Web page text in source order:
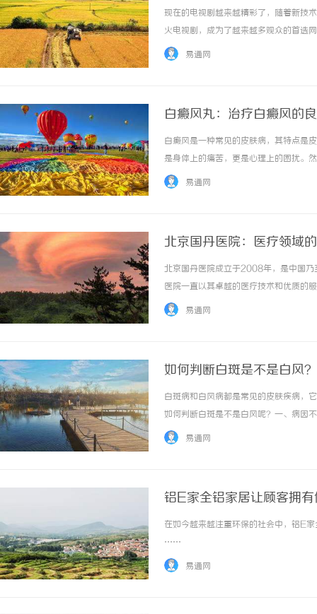
现在的电视剧越来越精彩了，随着新技
火电视剧，成为了越来越多观众的首选
富，而且更新速度很快，几乎每天都会
易通网
白癜风丸：治疗白癜风的
白癜风是一种常见的皮肤病，其特点是
是身体上的痛苦，更是心理上的困扰。
一种中草药制剂，通过调整身体内部的
易通网
北京国丹医院：医疗领域
北京国丹医院成立于2008年，是中国乃
医院一直以其卓越的医疗技术和优质的
和先进的技术设备。医院拥有一支由国
易通网
如何判断白斑是不是白风？
白斑病和白风病都是常见的皮肤疾病，
如何判断白斑是不是白风呢？一、病因
引起的。白风病则是由于真菌感染引起
易通网
铝E家全铝家居让顾客拥
在如今越来越注重环保的社会中，铝E
……
易通网